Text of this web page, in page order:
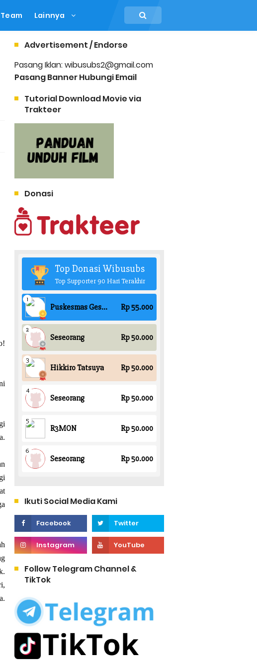
Lainnya
Advertisement / Endorse
Pasang Iklan: wibusubs2@gmail.com
Pasang Banner Hubungi Email
Tutorial Download Movie via
Trakteer
Donasi
Ikuti Social Media Kami
Follow Telegram Channel &
TikTok